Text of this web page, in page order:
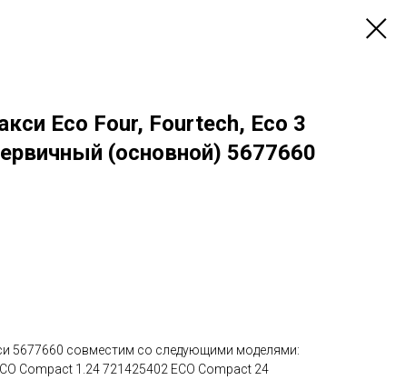
Eco Four, Fourtech, Eco 3
(основной) 5677660
5677660 совместим со следующими моделями:
Compact 1.24 721425402 ECO Compact 24